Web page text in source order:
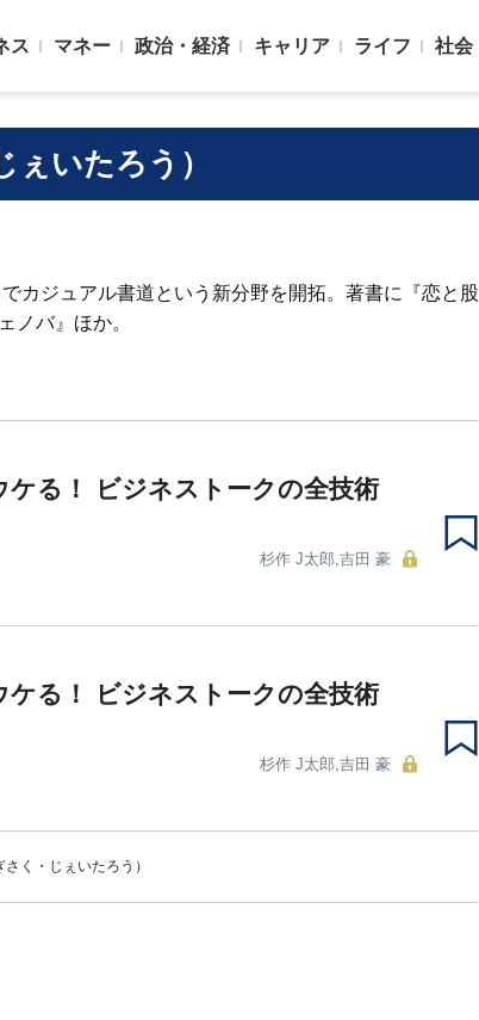
ス マネー 政治・経済 キャリア ライフ 社会
いたろう）
カジュアル書道という新分野を開拓。著書に『恋と股
ノバ』ほか。
ケる！ ビジネストークの全技術
杉作 J太郎,吉田 豪
ケる！ ビジネストークの全技術
杉作 J太郎,吉田 豪
く・じぇいたろう）